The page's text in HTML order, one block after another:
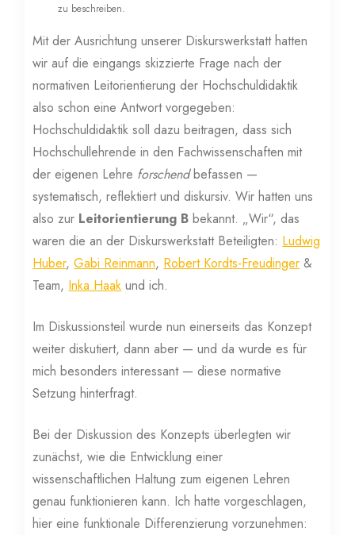
zu beschreiben.
Mit der Ausrichtung unserer Diskurswerkstatt hatten
wir auf die eingangs skizzierte Frage nach der
normativen Leitorientierung der Hochschuldidaktik
also schon eine Antwort vorgegeben:
Hochschuldidaktik soll dazu beitragen, dass sich
Hochschullehrende in den Fachwissenschaften mit
der eigenen Lehre forschendbefassen —
systematisch, reflektiert und diskursiv. Wir hatten uns
also zur Leitorientierung B bekannt. „Wir“, das
waren die an der Diskurswerkstatt Beteiligten: Ludwig
Huber,Gabi Reinmann, Robert Kordts-Freudinger &
Team, Inka Haak und ich.
Im Diskussionsteil wurde nun einerseits das Konzept
weiter diskutiert, dann aber — und da wurde es für
mich besonders interessant — diese normative
Setzung hinterfragt.
Bei der Diskussion des Konzepts überlegten wir
zunächst, wie die Entwicklung einer
wissenschaftlichen Haltung zum eigenen Lehren
genau funktionieren kann. Ich hatte vorgeschlagen,
hier eine funktionale Differenzierung vorzunehmen: